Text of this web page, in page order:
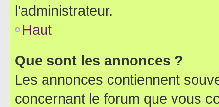
l’administrateur.
Haut
Que sont les annonces ?
Les annonces contiennent
concernant le forum que vous